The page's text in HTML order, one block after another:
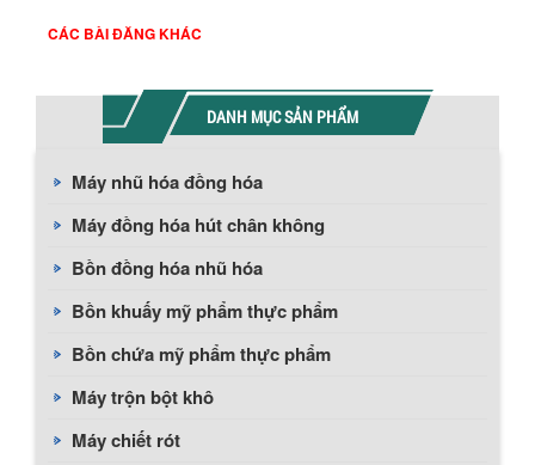
CÁC BÀI ĐĂNG KHÁC
DANH MỤC SẢN PHẨM
Máy nhũ hóa đồng hóa
Máy đồng hóa hút chân không
Bồn đồng hóa nhũ hóa
Bồn khuấy mỹ phẩm thực phẩm
Bồn chứa mỹ phẩm thực phẩm
Máy trộn bột khô
Máy chiết rót